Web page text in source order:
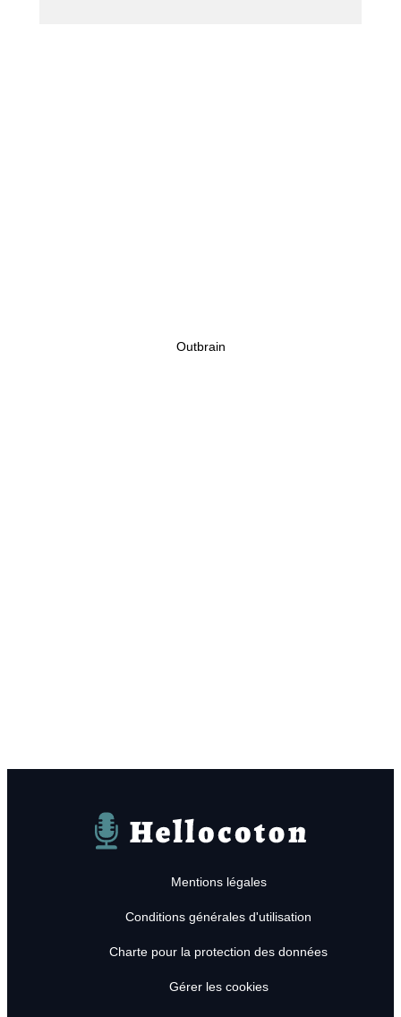
Outbrain
Hellocoton
Mentions légales
Conditions générales d'utilisation
Charte pour la protection des données
Gérer les cookies